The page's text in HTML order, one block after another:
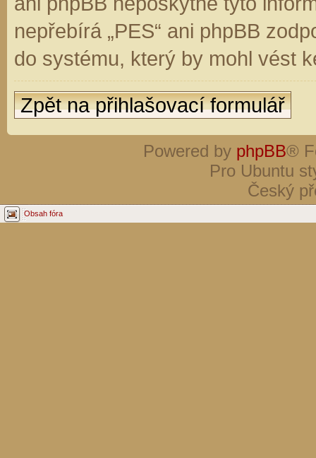
nepřebírá „PES“ ani phpBB
do systému, který by mohl vést
Zpět na přihlašovací formulář
Powered by phpBB®
Pro Ubuntu
Český
Obsah fóra